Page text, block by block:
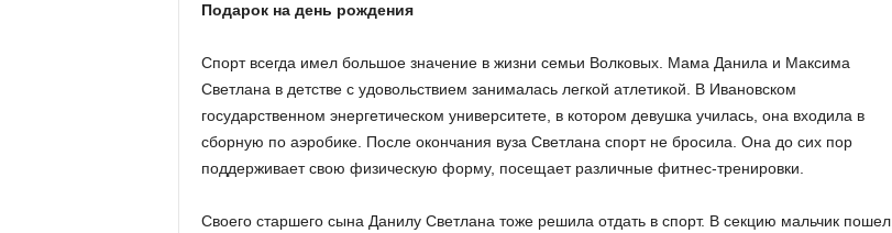
Подарок на день рождения
Спорт всегда имел большое значение в жизни семьи Волковых. Мама Данила и Максима
Светлана в детстве с удовольствием занималась легкой атлетикой. В Ивановском
государственном энергетическом университете, в котором девушка училась, она входила в
сборную по аэробике. После окончания вуза Светлана спорт не бросила. Она до сих пор
поддерживает свою физическую форму, посещает различные фитнес-тренировки.
Своего старшего сына Данилу Светлана тоже решила отдать в спорт. В секцию мальчик пошел,